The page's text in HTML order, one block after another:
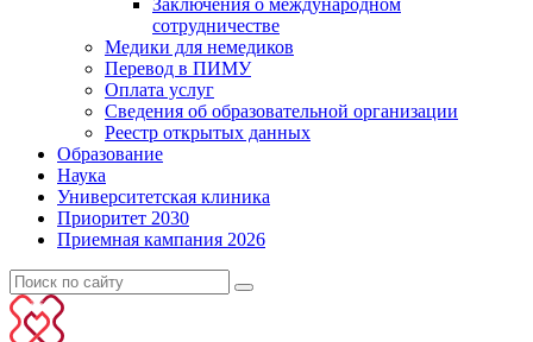
сотрудничестве
Медики для немедиков
Перевод в ПИМУ
Оплата услуг
Сведения об образовательной организации
Реестр открытых данных
Образование
Наука
Университетская клиника
Приоритет 2030
Приемная кампания 2026